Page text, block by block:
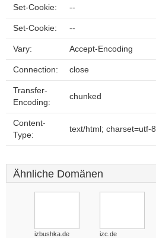
Set-Cookie: --
Set-Cookie: --
Vary: Accept-Encoding
Connection: close
Transfer-
Encoding:
chunked
Content-
Type:
text/html; charset=utf-8
Ähnliche Domänen
izbushka.de izc.de